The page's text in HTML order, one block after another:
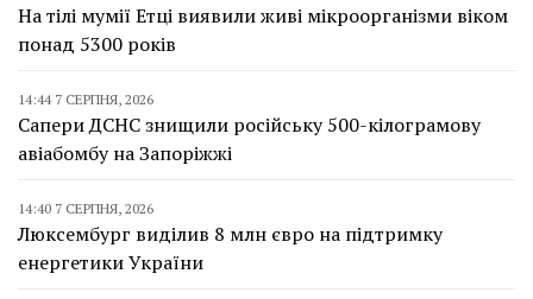
На тілі мумії Етці виявили живі мікроорганізми віком
понад 5300 років
14:44 7 СЕРПНЯ, 2026
Сапери ДСНС знищили російську 500-кілограмову
авіабомбу на Запоріжжі
14:40 7 СЕРПНЯ, 2026
Люксембург виділив 8 млн євро на підтримку
енергетики України